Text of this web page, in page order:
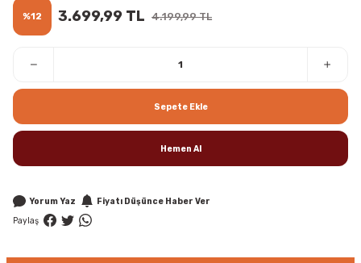
%12 3.699,99 TL 4.199,99 TL
Sepete Ekle
Hemen Al
Yorum Yaz
Fiyatı Düşünce Haber Ver
Paylaş